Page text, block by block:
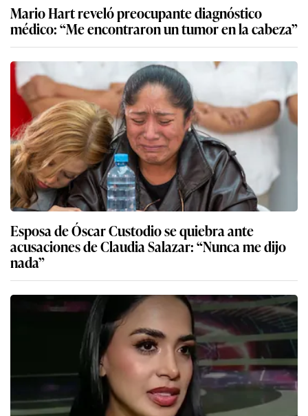
Esposa de Óscar Custodio se quiebra ante
acusaciones de Claudia Salazar: “Nunca me dijo
nada”
Onelia Molina revela detalles de la salud de Kevin
Díaz tras accidente en “Esto es guerra”